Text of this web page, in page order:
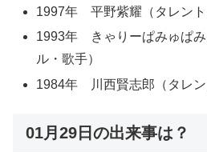
1997年 平野紫耀（タレント
1993年 きゃりーぱみゅぱ
ル・歌手）
1984年 川西賢志郎（タレン
01月29日の出来事は？